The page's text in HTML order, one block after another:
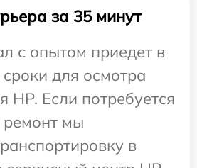
за 35 минут
с опытом приедет в
для осмотра
HP. Если потребуется
ремонт мы
в